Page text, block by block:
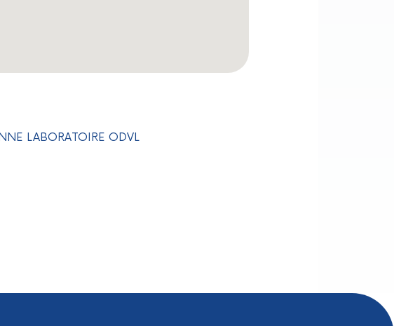
LABORATOIRE ODVL